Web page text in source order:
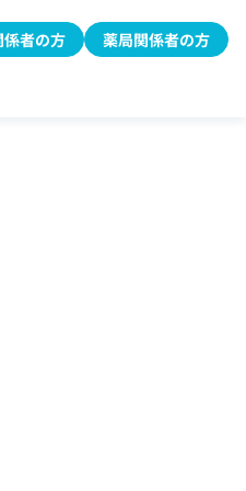
係者の方 薬局関係者の方